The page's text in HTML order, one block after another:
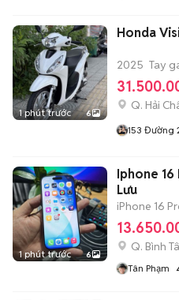
1 phút trước 6
Honda
2025 Tay
Q. Hải
153 Đường
1 phút trước 6
Iphone
Lưu
iPhone 16
Q. Bình
Tân Phạm